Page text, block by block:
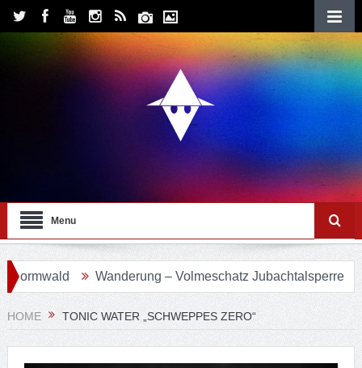
Menu
Wanderung – Volmeschatz Jubachtalsperre
HOME TONIC WATER „SCHWEPPES ZERO“